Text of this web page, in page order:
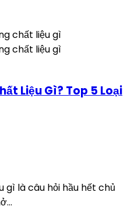
Liệu Gì? Top 5 Loại
gì là câu hỏi hầu hết chủ